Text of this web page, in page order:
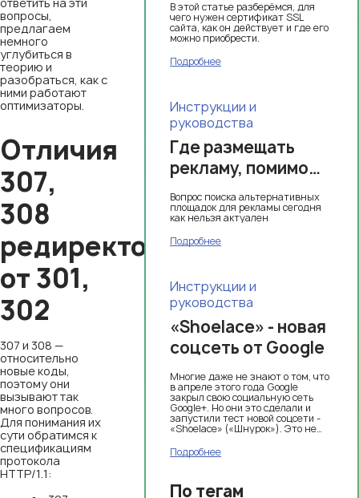
В этой статье разберёмся, для
чего нужен сертификат SSL
сайта, как он действует и где его
можно приобрести.
Подробнее
Инструкции и
руководства
Где размещать
рекламу, помимо
Google и
Facebook*: 9
площадок
Вопрос поиска альтернативных
площадок для рекламы сегодня
как нельзя актуален
Подробнее
Инструкции и
руководства
«Shoelace» - новая
соцсеть от Google
Многие даже не знают о том, что
в апреле этого года Google
закрыл свою социальную сеть
Google+. Но они это сделали и
запустили тест новой соцсети -
«Shoelace» («Шнурок»). Это не
нам ВКонтакте или Facebook,
новый сервис будет работать
компании со схожими интересами
для проведения мероприятий или
Подробнее
По тегам
ответить на эти
вопросы,
предлагаем
немного
углубиться в
теорию и
разобраться, как с
ними работают
оптимизаторы.
Отличия
307,
308
редиректов
от 301,
302
307 и 308 —
относительно
новые коды,
поэтому они
вызывают так
много вопросов.
Для понимания их
сути обратимся к
спецификациям
протокола
HTTP/1.1: